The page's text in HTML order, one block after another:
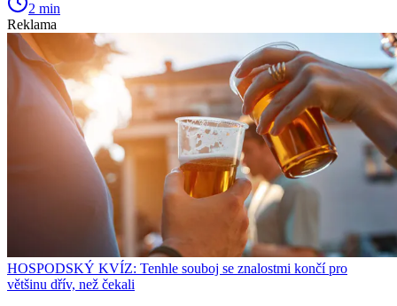
2 min
Reklama
HOSPODSKÝ KVÍZ: Tenhle souboj se znalostmi končí pro
většinu dřív, než čekali